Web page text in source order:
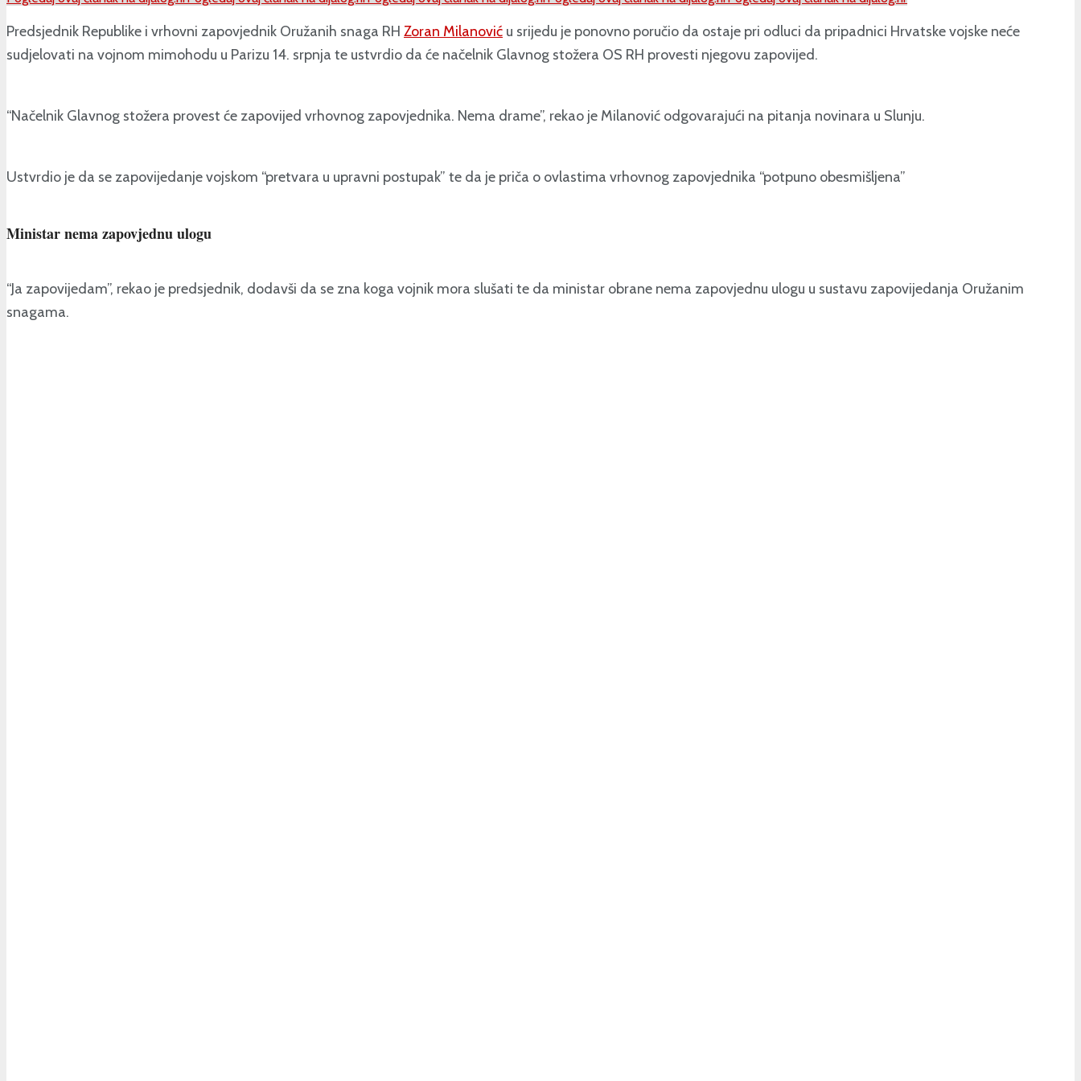
Predsjednik Republike i vrhovni zapovjednik Oružanih snaga RH Zoran Milanović u srijedu je ponovno poručio da ostaje pri odluci da pripadnici Hrvatske vojske neće
sudjelovati na vojnom mimohodu u Parizu 14. srpnja te ustvrdio da će načelnik Glavnog stožera OS RH provesti njegovu zapovijed.
“Načelnik Glavnog stožera provest će zapovijed vrhovnog zapovjednika. Nema drame”, rekao je Milanović odgovarajući na pitanja novinara u Slunju.
Ustvrdio je da se zapovijedanje vojskom “pretvara u upravni postupak” te da je priča o ovlastima vrhovnog zapovjednika “potpuno obesmišljena”
Ministar nema zapovjednu ulogu
“Ja zapovijedam”, rekao je predsjednik, dodavši da se zna koga vojnik mora slušati te da ministar obrane nema zapovjednu ulogu u sustavu zapovijedanja Oružanim
snagama.